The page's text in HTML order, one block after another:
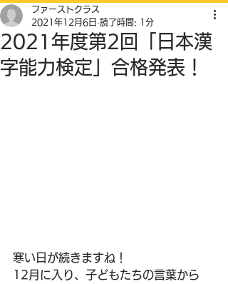
2021年度第2回「日本漢
字能力検定」合格発表！
ファーストクラス
2021年12月6日 読了時間: 1分
寒い日が続きますね！
12月に入り、子どもたちの言葉から